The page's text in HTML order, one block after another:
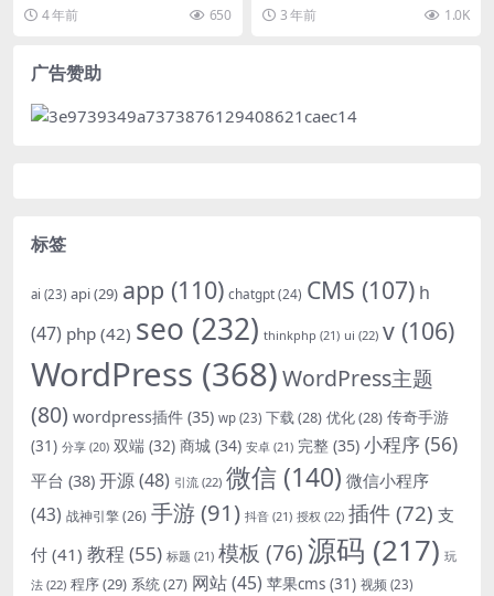
未加密 功能:可以将网址打包封装成
APK(...
4 年前 650
支持用户自助充值，自助购买授
权，支持自助更换授权...
3 年前 1.0K
广告赞助
标签
ai (23) api(29) app (110) chatgpt(24) CMS (107) h
(47) php (42) seo (232) thinkphp (21) ui (22) v (106)
WordPress (368)WordPress主题
(80) wordpress插件 (35) wp (23) 下载(28) 优化(28) 传奇手游
(31) 分享 (20) 双端 (32) 商城 (34) 安卓 (21) 完整 (35) 小程序(56)
平台 (38) 开源(48) 引流 (22) 微信 (140) 微信小程序
(43) 战神引擎(26) 手游(91) 抖音 (21) 授权 (22) 插件 (72) 支
付 (41) 教程 (55) 标题 (21) 模板 (76)源码 (217) 玩
法 (22) 程序(29) 系统(27) 网站(45) 苹果cms (31) 视频 (23)